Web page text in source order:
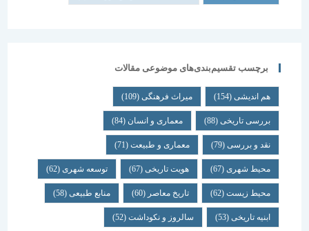
برچسب تقسیم‌بندی‌های موضوعی مقالات
هم اندیشی (154) میراث فرهنگی (109)
بررسی تاریخی (88) معماری و انسان (84)
نقد و بررسی (79) معماری و طبیعت (71)
محیط شهری(67) هویت تاریخی(67) توسعه شهری(62)
محیط زیست(62) تاریخ معاصر(60) منابع طبیعی(58)
ابنیه تاریخی(53) سالروز و نکوداشت(52)